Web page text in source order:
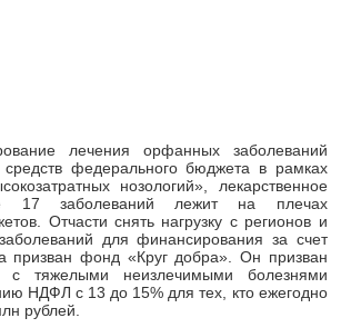
лечения орфанных заболеваний
средств федерального бюджета в рамках
нозологий», лекарственное
17 заболеваний лежит на плечах
Отчасти снять нагрузку с регионов и
для финансирования за счет
призван фонд «Круг добра». Он призван
с тяжелыми неизлечимыми болезнями
НДФЛ с 13 до 15% для тех, кто ежегодно
рублей.